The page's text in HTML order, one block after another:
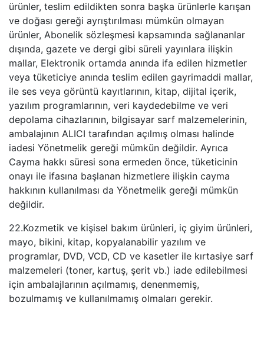
ürünler, teslim edildikten sonra başka ürünlerle karışan
ve doğası gereği ayrıştırılması mümkün olmayan
ürünler, Abonelik sözleşmesi kapsamında sağlananlar
dışında, gazete ve dergi gibi süreli yayınlara ilişkin
mallar, Elektronik ortamda anında ifa edilen hizmetler
veya tüketiciye anında teslim edilen gayrimaddi mallar,
ile ses veya görüntü kayıtlarının, kitap, dijital içerik,
yazılım programlarının, veri kaydedebilme ve veri
depolama cihazlarının, bilgisayar sarf malzemelerinin,
ambalajının ALICI tarafından açılmış olması halinde
iadesi Yönetmelik gereği mümkün değildir. Ayrıca
Cayma hakkı süresi sona ermeden önce, tüketicinin
onayı ile ifasına başlanan hizmetlere ilişkin cayma
hakkının kullanılması da Yönetmelik gereği mümkün
değildir.
22.Kozmetik ve kişisel bakım ürünleri, iç giyim ürünleri,
mayo, bikini, kitap, kopyalanabilir yazılım ve
programlar, DVD, VCD, CD ve kasetler ile kırtasiye sarf
malzemeleri (toner, kartuş, şerit vb.) iade edilebilmesi
için ambalajlarının açılmamış, denenmemiş,
bozulmamış ve kullanılmamış olmaları gerekir.